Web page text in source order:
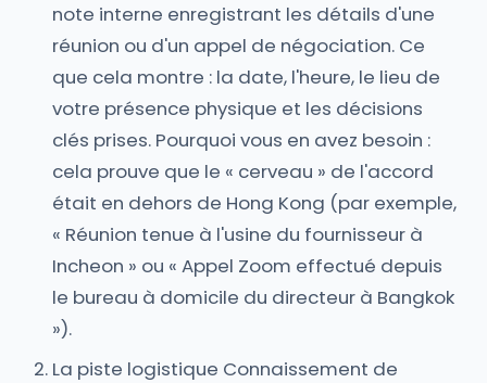
note interne enregistrant les détails d'une
réunion ou d'un appel de négociation. Ce
que cela montre : la date, l'heure, le lieu de
votre présence physique et les décisions
clés prises. Pourquoi vous en avez besoin :
cela prouve que le « cerveau » de l'accord
était en dehors de Hong Kong (par exemple,
« Réunion tenue à l'usine du fournisseur à
Incheon » ou « Appel Zoom effectué depuis
le bureau à domicile du directeur à Bangkok
»).
La piste logistique Connaissement de